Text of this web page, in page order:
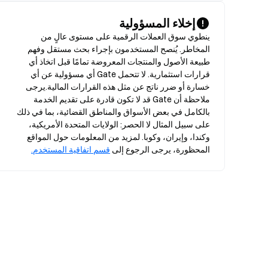
إخلاء المسؤولية
المحظورة، يرجى الرجوع إلى قسم اتفاقية المستخدم.